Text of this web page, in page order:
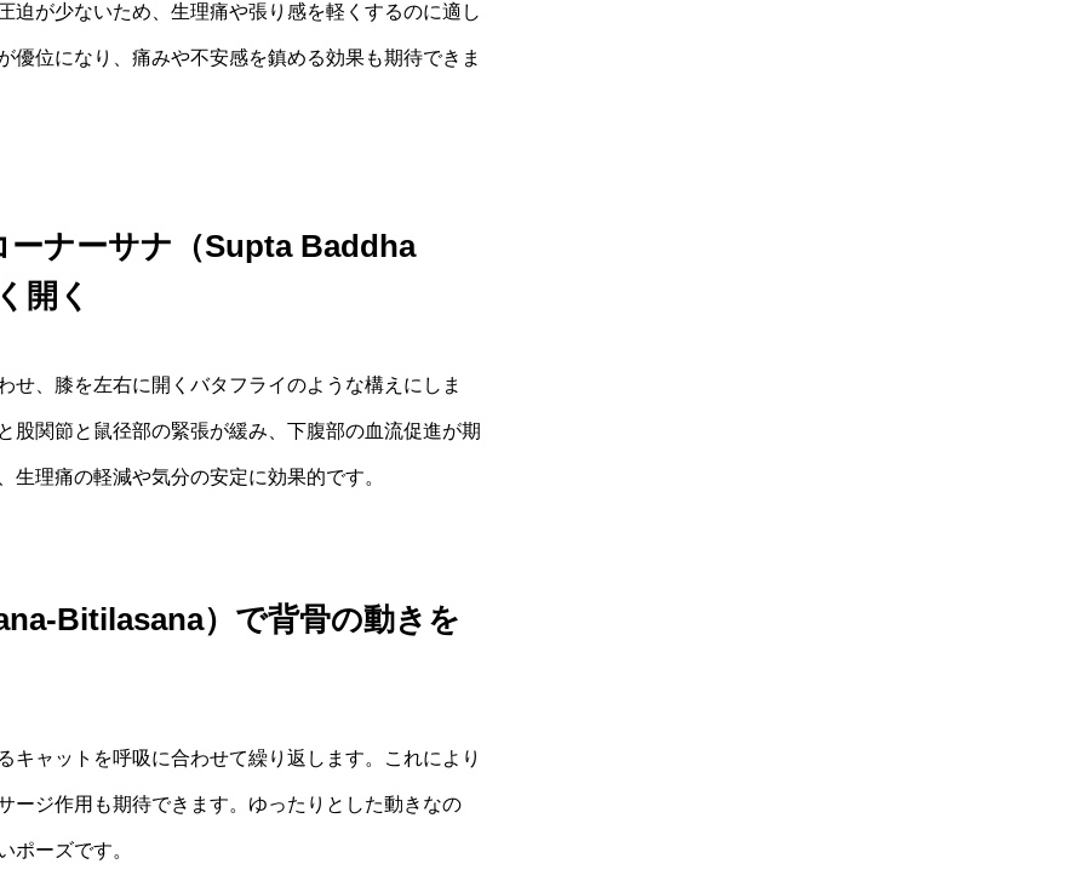
迫が少ないため、生理痛や張り感を軽くするのに適し
位になり、痛みや不安感を鎮める効果も期待できま
ーナーサナ（Supta Baddha
開く
、膝を左右に開くバタフライのような構えにしま
股関節と鼠径部の緊張が緩み、下腹部の血流促進が期
理痛の軽減や気分の安定に効果的です。
Bitilasana）で背骨の動きを
キャットを呼吸に合わせて繰り返します。これにより
ージ作用も期待できます。ゆったりとした動きなの
ポーズです。